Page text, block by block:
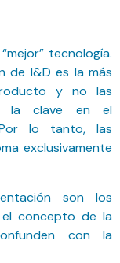
tecnología.
de I&D es la más
y no las
la clave en el
lo tanto, las
exclusivamente
son los
concepto de la
con la